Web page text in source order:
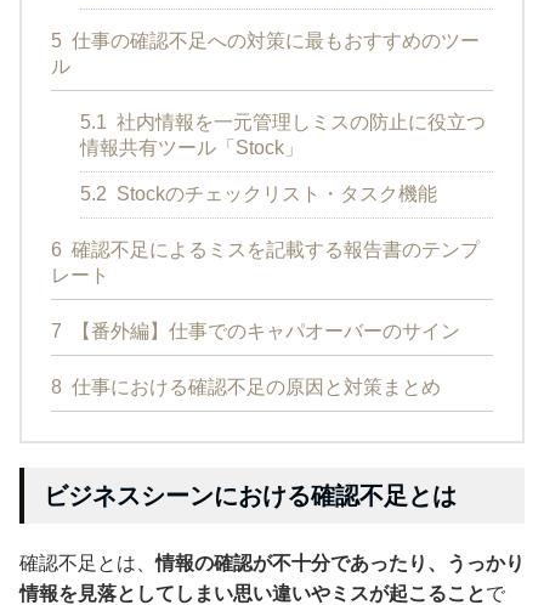
5 仕事の確認不足への対策に最もおすすめのツー
ル
5.1 社内情報を一元管理しミスの防止に役立つ
情報共有ツール「Stock」
5.2 Stockのチェックリスト・タスク機能
6 確認不足によるミスを記載する報告書のテンプ
レート
7 【番外編】仕事でのキャパオーバーのサイン
8 仕事における確認不足の原因と対策まとめ
ビジネスシーンにおける確認不足とは
確認不足とは、情報の確認が不十分であったり、うっかり
情報を見落としてしまい思い違いやミスが起こることで